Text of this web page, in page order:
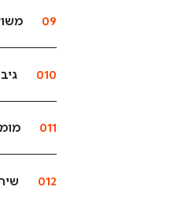
09
010
011
012